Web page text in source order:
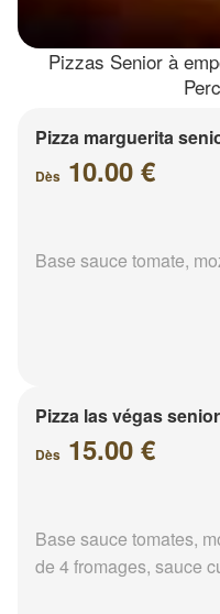
Pizzas Senior à
Pizza marguerita
Dès 10.00 €
Base sauce tomate,
Pizza las végas senior
Dès 15.00 €
Base sauce tomates,
de 4 fromages, sauce